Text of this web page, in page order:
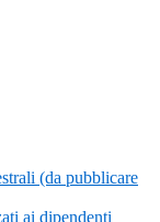
(da pubblicare
ai dipendenti